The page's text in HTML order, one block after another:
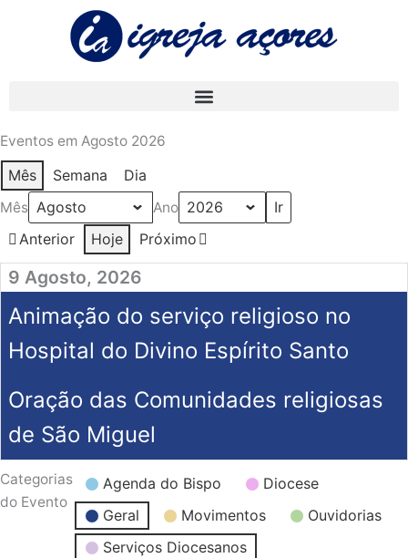
Eventos em Agosto 2026
Mês Semana Dia
Mês Ano
Anterior Hoje Próximo
9 Agosto, 2026
Animação do serviço religioso no
Hospital do Divino Espírito Santo
Oração das Comunidades religiosas
de São Miguel
Categorias
do Evento
Agenda do Bispo
Diocese
Geral
Movimentos
Ouvidorias
Serviços Diocesanos